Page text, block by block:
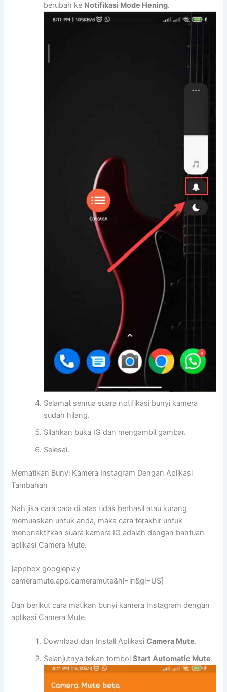
berubah ke Notifikasi Mode Hening.
Selamat semua suara notifikasi bunyi kamera
sudah hilang.
Silahkan buka IG dan mengambil gambar.
Selesai.
Mematikan Bunyi Kamera Instagram Dengan Aplikasi
Tambahan
Nah jika cara cara di atas tidak berhasil atau kurang
memuaskan untuk anda, maka cara terakhir untuk
menonaktifkan suara kamera IG adalah dengan bantuan
aplikasi Camera Mute.
[appbox googleplay
cameramute.app.cameramute&hl=in&gl=US]
Dan berikut cara matikan bunyi kamera Instagram dengan
aplikasi Camera Mute.
Download dan Install AplikasiCamera Mute.
Selanjutnya tekan tombolStart Automatic Mute.